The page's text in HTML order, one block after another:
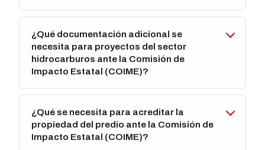
¿Qué documentación adicional se
necesita para proyectos del sector
hidrocarburos ante la Comisión de
Impacto Estatal (COIME)?
¿Qué se necesita para acreditar la
propiedad del predio ante la Comisión de
Impacto Estatal (COIME)?